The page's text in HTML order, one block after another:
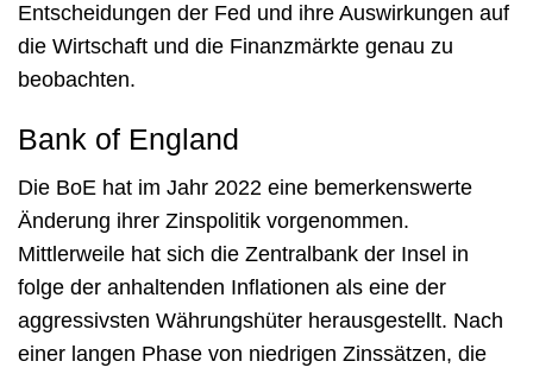
Entscheidungen der Fed und ihre Auswirkungen auf
die Wirtschaft und die Finanzmärkte genau zu
beobachten.
Bank of England
Die BoE hat im Jahr 2022 eine bemerkenswerte
Änderung ihrer Zinspolitik vorgenommen.
Mittlerweile hat sich die Zentralbank der Insel in
folge der anhaltenden Inflationen als eine der
aggressivsten Währungshüter herausgestellt. Nach
einer langen Phase von niedrigen Zinssätzen, die